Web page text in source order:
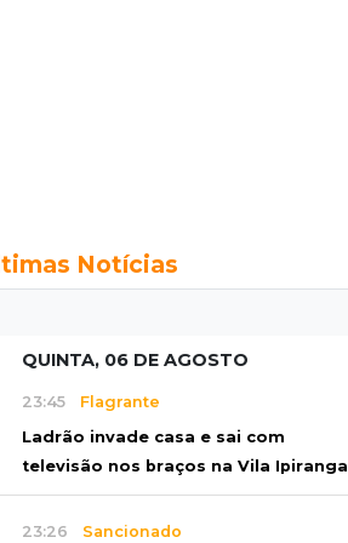
Notícias
QUINTA, 06 DE AGOSTO
23:45 Flagrante
Ladrão invade casa e sai com
televisão nos braços na Vila Ipiranga
23:26 Sancionado